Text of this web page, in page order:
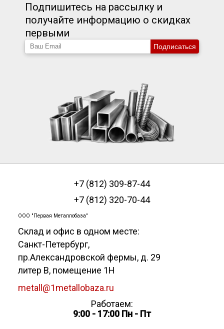
Подпишитесь на рассылку и
получайте информацию о скидках
первыми
Подписаться
+7 (812) 309-87-44
+7 (812) 320-70-44
ООО "Первая Металлобаза"
Склад и офис в одном месте:
Санкт-Петербург,
пр.Александровской фермы, д. 29
литер В, помещение 1Н
metall@1metallobaza.ru
Работаем:
9:00 - 17:00 Пн - Пт